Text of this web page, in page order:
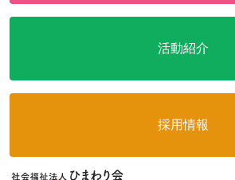
活動紹介
採用情報